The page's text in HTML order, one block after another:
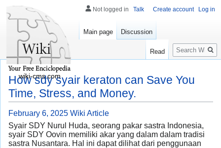
How sdy syair keraton can Save You
Time, Stress, and Money.
February 6, 2025 Wiki Article
Syair SDY Nurul Huda, seorang pakar sastra Indonesia,
syair SDY Oovin memiliki akar yang dalam dalam tradisi
sastra Nusantara. Hal ini dapat dilihat dari penggunaan
Not logged in Talk Create account Log in
Main page Discussion
Read
Search
wiki-cms.com